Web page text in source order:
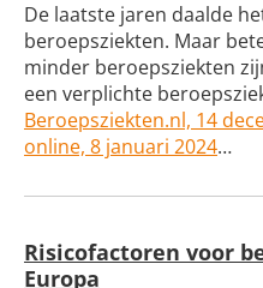
De laatste jaren daalde
beroepsziekten. Maar
minder beroepsziekten
een verplichte
Beroepsziekten.nl, 14
online, 8 januari 2024…
Risicofactoren voor
Europa